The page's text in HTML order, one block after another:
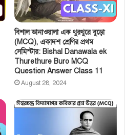
বিশাল ডানাওয়ালা এক থুরথুরে বুড়ো
(MCQ), একাদশ শ্রেণির প্রথম
সেমিস্টার: Bishal Danawala ek
Thurethure Buro MCQ
Question Answer Class 11
August 28, 2024